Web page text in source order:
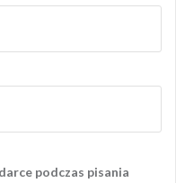
podczas pisania